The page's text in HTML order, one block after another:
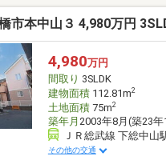
るスペースを完備・便利な室内
物を干せる室内物干し（ホスク
済み: セキュリティ面に配慮さ
見守ります。・子育て環境に恵ま
育園（徒歩約3分）、冨喜島小学
・通学にも安心の距離
市本中山３ 4,980万円
4,980万円
間取り 3SLDK
建物面積112.81m2
土地面積75m2
築年月 2003年8月(築23
ＪＲ総武線 下総中山
その他の交通